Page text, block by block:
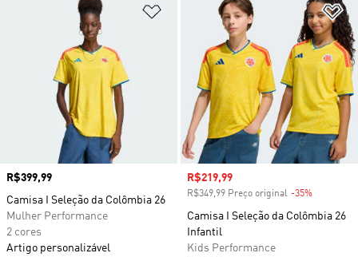
Adicionar à Lista de Desejos
Preço
R$399,99
Camisa I Seleção da Colômbia 26
Mulher Performance
2 cores
Artigo personalizável
Preço com desconto
R$219,99
R$349,99 Preço original -35%
Camisa I Seleção da Colômbia 26
Infantil
Kids Performance